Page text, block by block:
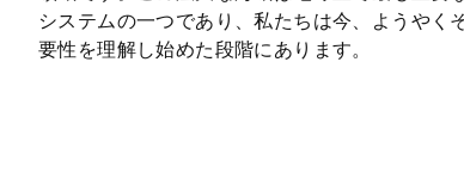
システムの一つであり、私たちは今、ようやく
要性を理解し始めた段階にあります。